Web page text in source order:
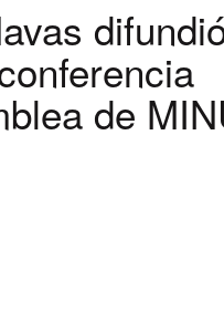
de